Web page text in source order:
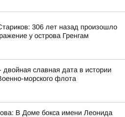
306 лет назад произошло
у острова Гренгам
двойная славная дата в истории
морского флота
В Доме бокса имени Леонида